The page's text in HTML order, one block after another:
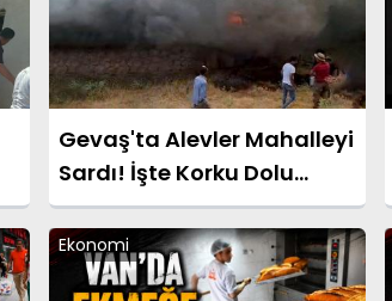
Gevaş'ta Alevler Mahalleyi
Sardı! İşte Korku Dolu
Anlar
Ekonomi